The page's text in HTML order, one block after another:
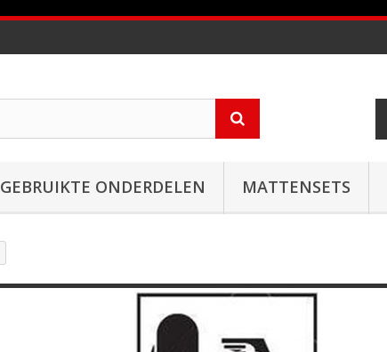
GEBRUIKTE ONDERDELEN MATTENSETS